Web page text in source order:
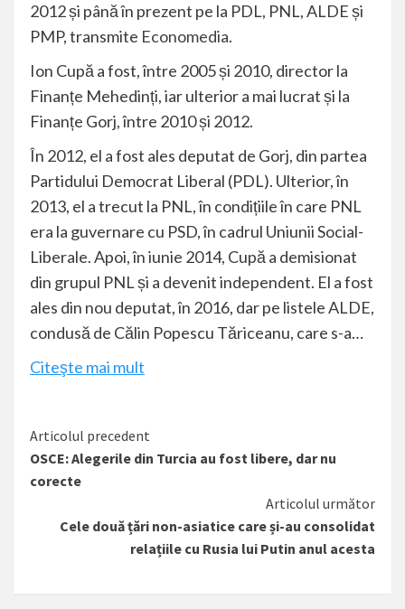
2012 și până în prezent pe la PDL, PNL, ALDE și
PMP, transmite Economedia.
Ion Cupă a fost, între 2005 și 2010, director la
Finanțe Mehedinți, iar ulterior a mai lucrat și la
Finanțe Gorj, între 2010 și 2012.
În 2012, el a fost ales deputat de Gorj, din partea
Partidului Democrat Liberal (PDL). Ulterior, în
2013, el a trecut la PNL, în condițiile în care PNL
era la guvernare cu PSD, în cadrul Uniunii Social-
Liberale. Apoi, în iunie 2014, Cupă a demisionat
din grupul PNL și a devenit independent. El a fost
ales din nou deputat, în 2016, dar pe listele ALDE,
condusă de Călin Popescu Tăriceanu, care s-a…
Citeşte mai mult
Citește
mai
mult
Articolul precedent
OSCE: Alegerile din Turcia au fost libere, dar nu
corecte
Articolul următor
Cele două țări non-asiatice care și-au consolidat
relațiile cu Rusia lui Putin anul acesta